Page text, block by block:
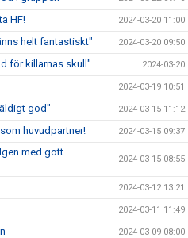
HF! 2024-03-20 11:00
helt fantastiskt" 2024-03-20 09:50
för killarnas skull" 2024-03-20
2024-03-19 10:51
god" 2024-03-15 11:12
huvudpartner! 2024-03-15 09:37
med gott
2024-03-15 08:55
2024-03-12 13:21
2024-03-11 11:49
2024-03-09 08:00